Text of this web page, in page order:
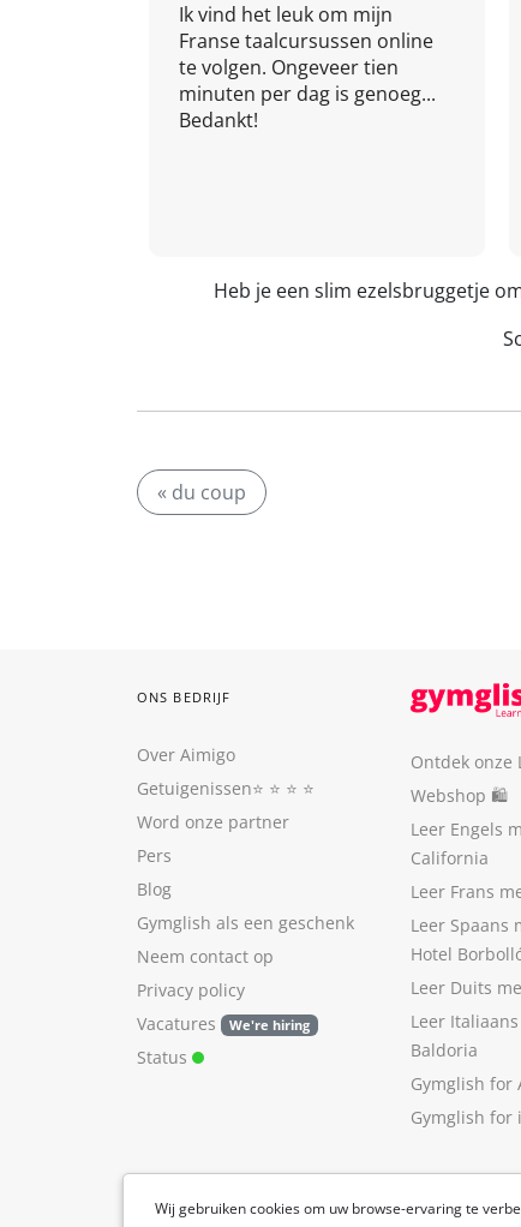
Ik vind het leuk om mijn
Franse taalcursussen online
te volgen. Ongeveer tien
minuten per dag is genoeg...
Bedankt!
Heb je een slim ezelsbruggetje
« du coup
Wij gebruiken cookies om uw browse-ervaring te
ONS BEDRIJF
Over Aimigo
Getuigenissen⭐️ ⭐️ ⭐️ ⭐️
Word onze partner
Pers
Blog
Gymglish als een geschenk
Neem contact op
Privacy policy
Vacatures
We're hiring
Status
Ontdek onze
Webshop 🛍
Leer Engels
California
Leer Frans
Leer Spaans
Hotel
Leer Duits
Leer
Baldoria
Gymglish for
Gymglish for